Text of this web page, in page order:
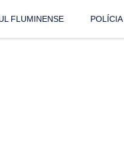
FLUMINENSE POLÍCIA